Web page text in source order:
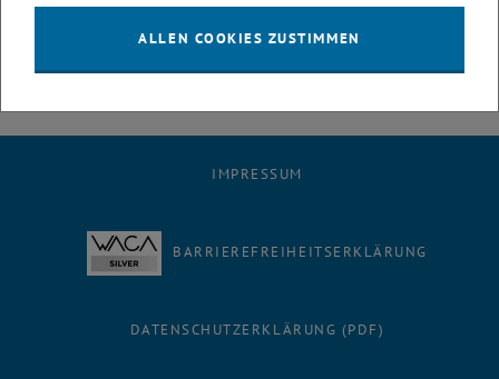
angedockten Analysen auf Basis eines auf dem SIMULTAN
Metadatenmodell basierenden Datenmodelles. (FFG-Antrag
IMPRESSUM
BARRIEREFREIHEITSERKLÄRUNG
DATENSCHUTZERKLÄRUNG (PDF)
ALLEN COOKIES ZUSTIMMEN